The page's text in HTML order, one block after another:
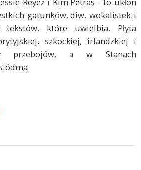
gatunków, diw, wokalistek i
tekstów, które uwielbia. Płyta
szkockiej, irlandzkiej i
przebojów, a w Stanach